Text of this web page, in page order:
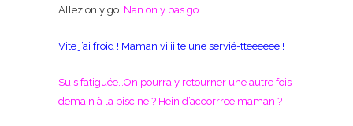
Allez on y go. Nan on y pas go…
Vite j’ai froid ! Maman viiiiite une servié-tteeeeee !
Suis fatiguée…On pourra y retourner une autre fois
demain à la piscine ? Hein d’accorrree maman ?